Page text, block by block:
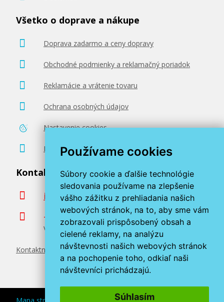
Používame cookies
Súbory cookie a ďalšie technológie
sledovania používame na zlepšenie
vášho zážitku z prehliadania našich
webových stránok, na to, aby sme vám
zobrazovali prispôsobený obsah a
cielené reklamy, na analýzu
návštevnosti našich webových stránok
a na pochopenie toho, odkiaľ naši
návštevníci prichádzajú.
Súhlasím
Všetko o doprave a nákupe
Doprava zadarmo a ceny dopravy
Obchodné podmienky a reklamačný poriadok
Reklamácie a vrátenie tovaru
Ochrana osobných údajov
Nastavenie cookies
Poradenstvo zadarmo
Kontaktujte nás
info@miroluk.sk
+420 377 222 313
Volajte v pracovné dni od 8. do 17. hod.
Kontaktné údaje